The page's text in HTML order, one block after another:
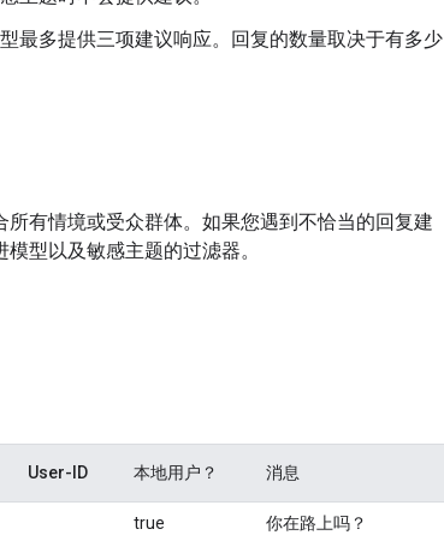
最多提供三项建议响应。回复的数量取决于有多少
有情境或受众群体。如果您遇到不恰当的回复建
型以及敏感主题的过滤器。
User-ID 本地用户？ 消息
true 你在路上吗？